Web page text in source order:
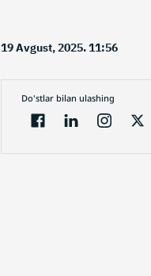
19 Avgust, 2025. 11:56
Do'stlar bilan ulashing